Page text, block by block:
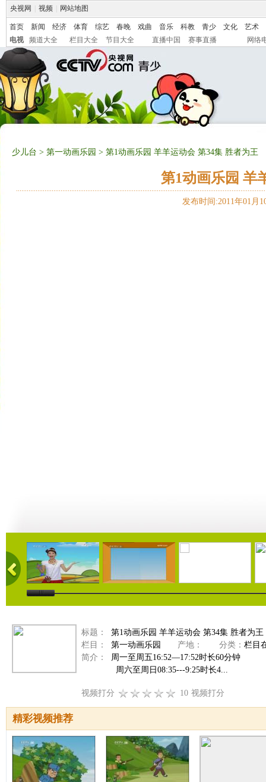
央视网 视频 网站地图
首页 新闻 经济 体育 综艺 春晚 戏曲 音乐 科教 青少 文化
艺术
电视
频道大全 栏目大全 节目大全 直播中国 赛事直播 网络
少儿台 > 第一动画乐园 > 第1动画乐园 羊羊运动会 第34集 胜者为王
第1动画乐园 羊
发布时间:2011年01月
29:41 29:10 28:53
标题：
第1动画乐园 羊羊运动会 第34集 胜者为王
栏目：
第一动画乐园 产地： 分类： 栏目
简介：
周一至周五16:52—17:52时长60分钟
周六至周日08:35---9:25时长4...
视频打分 10 视频打分
精彩视频推荐